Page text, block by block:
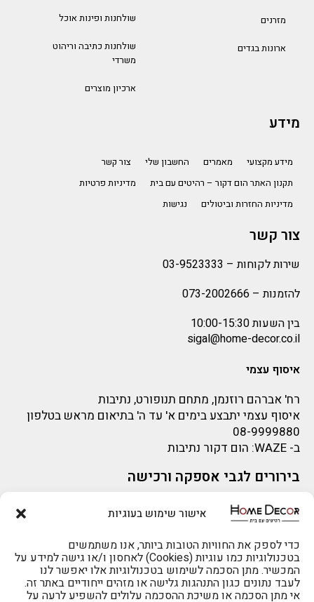
אישור שימוש בעוגיות
כדי לספק את החוויות הטובות ביותר, אנו משתמשים
בטכנולוגיות כמו עוגיות (Cookies) לאחסון ו/או גישה למידע על
המכשיר. מתן הסכמה לשימוש בטכנולוגיות אלו יאפשר לנו
לעבד נתונים כגון התנהגות גלישה או מזהים ייחודיים באתר זה.
אי מתן הסכמה או משיכת ההסכמה עלולים להשפיע לרעה על
מזרנים
ארונות בגדים
שולחנות ופינות אוכל
שולחנות כתיבה וריהוט
משרדי
ארכיון מוצרים
מידע
מידע מקצועי מאמרים החשבון שלי
צור קשר
תקנון האתר הום דקור – רהיטים עם בית
מדיניות פרטיות
מדיניות החזרות וביטולים
נגישות
צור קשר
שירות לקוחות – 03-9523333
להזמנות – 073-2002666
בין השעות 10:00-15:30
sigal@home-decor.co.il
איסוף עצמי
רח' אברהם רוזנמן, מתחם תנופורט, נתיבות
איסוף עצמי יתבצע בימים א' עד ה' בתיאום מראש בטלפון
08-9999880
ב- WAZE: הום דקור נתיבות
בירורים לגבי אספקה ורכישה
בירור לגבי אספקה -ניתן לפנות למייל:
sigal@home-decor.co.il
פניות לפני רכישה – ניתן לפנות למייל: omer@home-
decor.co.il